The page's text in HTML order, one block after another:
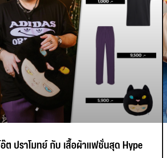
อ๊ต ปราโมทย์ กับ เสื้อผ้าแฟชั่นสุด Hype